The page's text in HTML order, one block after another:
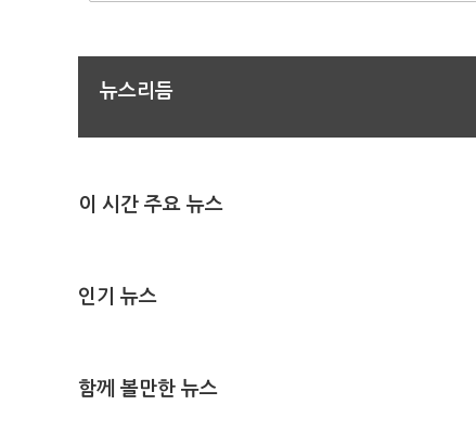
뉴스리듬
이 시간 주요 뉴스
인기 뉴스
함께 볼만한 뉴스